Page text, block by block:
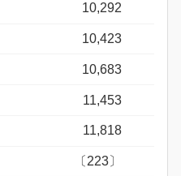
10,292
10,423
10,683
11,453
11,818
〔223〕